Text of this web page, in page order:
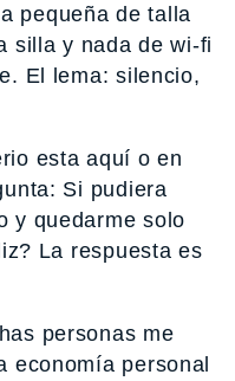
pequeña de talla
silla y nada de wi-fi
El lema: silencio,
esta aquí o en
Si pudiera
y quedarme solo
La respuesta es
personas me
economía personal